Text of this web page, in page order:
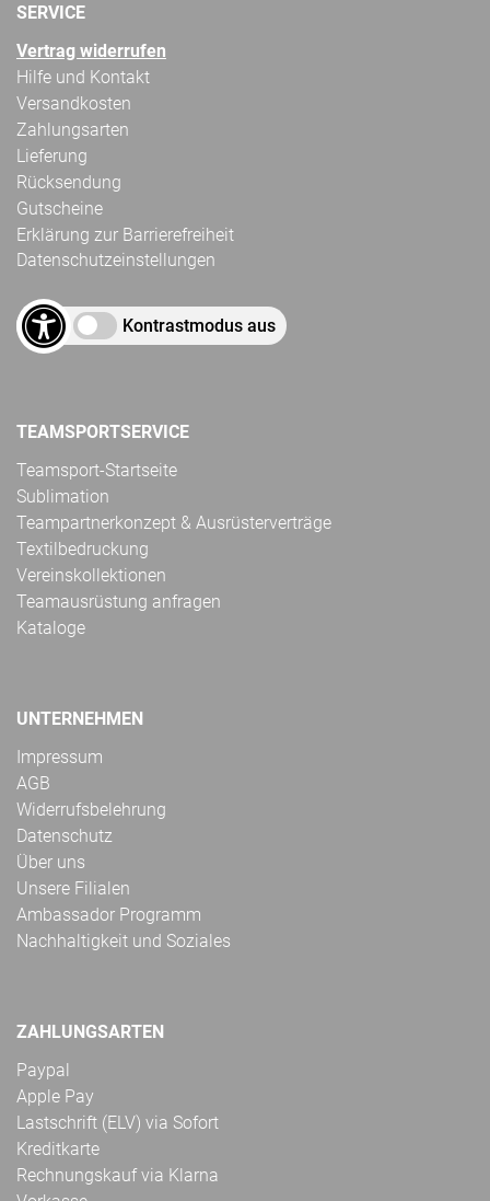
SERVICE
Vertrag widerrufen
Hilfe und Kontakt
Versandkosten
Zahlungsarten
Lieferung
Rücksendung
Gutscheine
Erklärung zur Barrierefreiheit
Datenschutzeinstellungen
Kontrastmodus aus
TEAMSPORTSERVICE
Teamsport-Startseite
Sublimation
Teampartnerkonzept & Ausrüsterverträge
Textilbedruckung
Vereinskollektionen
Teamausrüstung anfragen
Kataloge
UNTERNEHMEN
Impressum
AGB
Widerrufsbelehrung
Datenschutz
Über uns
Unsere Filialen
Ambassador Programm
Nachhaltigkeit und Soziales
ZAHLUNGSARTEN
Paypal
Apple Pay
Lastschrift (ELV) via Sofort
Kreditkarte
Rechnungskauf via Klarna